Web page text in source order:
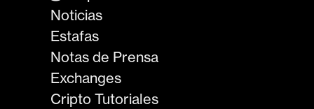
Noticias
Estafas
Notas de Prensa
Exchanges
Cripto Tutoriales